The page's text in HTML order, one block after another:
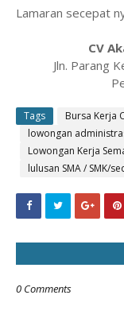
Lamaran secepat
CV
Jln. Parang
Tags Bursa Kerja
lowongan
Lowongan Kerja
lulusan SMA / SMK/
0 Comments